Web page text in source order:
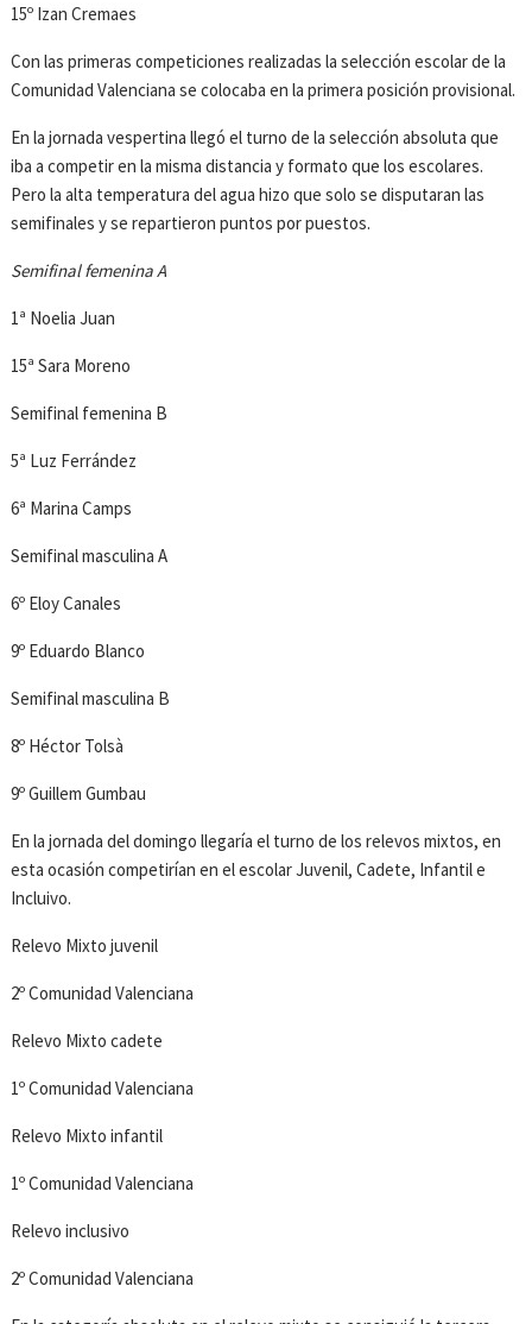
15º Izan Cremaes
Con las primeras competiciones realizadas la selección escolar de la
Comunidad Valenciana se colocaba en la primera posición provisional.
En la jornada vespertina llegó el turno de la selección absoluta que
iba a competir en la misma distancia y formato que los escolares.
Pero la alta temperatura del agua hizo que solo se disputaran las
semifinales y se repartieron puntos por puestos.
Semifinal femenina A
1ª Noelia Juan
15ª Sara Moreno
Semifinal femenina B
5ª Luz Ferrández
6ª Marina Camps
Semifinal masculina A
6º Eloy Canales
9º Eduardo Blanco
Semifinal masculina B
8º Héctor Tolsà
9º Guillem Gumbau
En la jornada del domingo llegaría el turno de los relevos mixtos, en
esta ocasión competirían en el escolar Juvenil, Cadete, Infantil e
Incluivo.
Relevo Mixto juvenil
2º Comunidad Valenciana
Relevo Mixto cadete
1º Comunidad Valenciana
Relevo Mixto infantil
1º Comunidad Valenciana
Relevo inclusivo
2º Comunidad Valenciana